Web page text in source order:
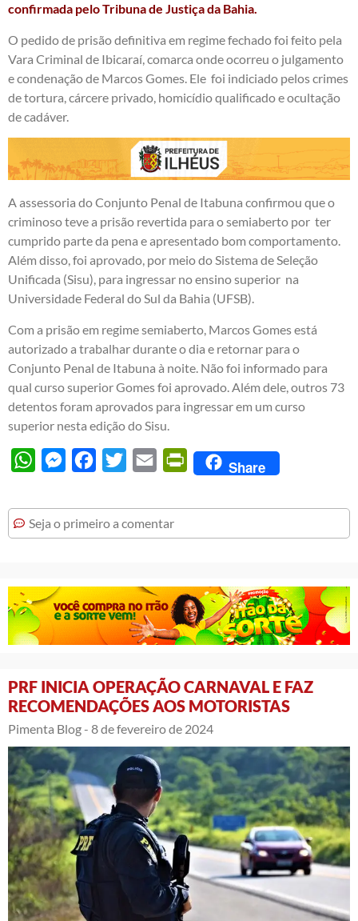
confirmada pelo Tribuna de Justiça da Bahia.
O pedido de prisão definitiva em regime fechado foi feito pela
Vara Criminal de Ibicaraí, comarca onde ocorreu o julgamento
e condenação de Marcos Gomes. Ele foi indiciado pelos crimes
de tortura, cárcere privado, homicídio qualificado e ocultação
de cadáver.
A assessoria do Conjunto Penal de Itabuna confirmou que o
criminoso teve a prisão revertida para o semiaberto por ter
cumprido parte da pena e apresentado bom comportamento.
Além disso, foi aprovado, por meio do Sistema de Seleção
Unificada (Sisu), para ingressar no ensino superior na
Universidade Federal do Sul da Bahia (UFSB).
Com a prisão em regime semiaberto, Marcos Gomes está
autorizado a trabalhar durante o dia e retornar para o
Conjunto Penal de Itabuna à noite. Não foi informado para
qual curso superior Gomes foi aprovado. Além dele, outros 73
detentos foram aprovados para ingressar em um curso
superior nesta edição do Sisu.
WhatsAppMessengerFacebook
Twitter Email PrintFriendly
Share
Seja o primeiro a comentar
PRF INICIA OPERAÇÃO CARNAVAL E FAZ
RECOMENDAÇÕES AOS MOTORISTAS
Pimenta Blog - 8 de fevereiro de 2024